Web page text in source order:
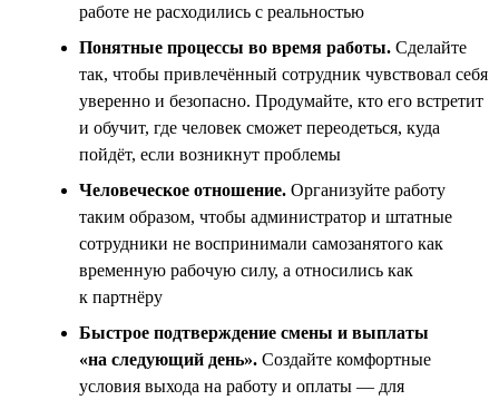
работе не расходились с реальностью
Понятные процессы во время работы. Сделайте
так, чтобы привлечённый сотрудник чувствовал себя
уверенно и безопасно. Продумайте, кто его встретит
и обучит, где человек сможет переодеться, куда
пойдёт, если возникнут проблемы
Человеческое отношение. Организуйте работу
таким образом, чтобы администратор и штатные
сотрудники не воспринимали самозанятого как
временную рабочую силу, а относились как
к партнёру
Быстрое подтверждение смены и выплаты
«на следующий день». Создайте комфортные
условия выхода на работу и оплаты — для